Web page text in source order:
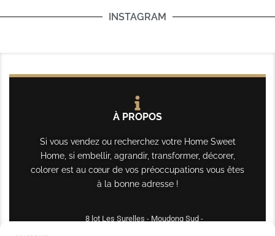
INSTAGRAM
À PROPOS
Si vous vendez ou recherchez votre Home Sweet
Home, si embellir, agrandir, transformer, décorer,
colorer est au cœur de vos préoccupations vous êtes
à la bonne adresse !
8 lot Les Surelles - Moudong Sud -